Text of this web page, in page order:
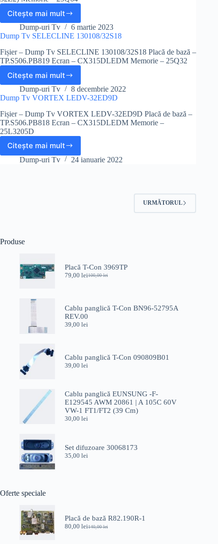
Citește mai mult
Dump
Tv
BLAUPUNKT
Dump-uri Tv
6 martie 2023
Dump Tv SELECLINE 130108/32S18
Fișier – Dump Tv SELECLINE 130108/32S18 Placă de bază –
TP.S506.PB819 Ecran – CX315DLEDM Memorie – 25Q32
Citește mai mult
Dump
Tv
SELECLINE
Dump-uri Tv
8 decembrie 2022
Dump Tv VORTEX LEDV-32ED9D
Fișier – Dump Tv VORTEX LEDV-32ED9D Placă de bază –
TP.S506.PB818 Ecran – CX315DLEDM Memorie –
25L3205D
Citește mai mult
Dump
Tv
Dump-uri Tv 24 ianuarie 2022
URMĂTORUL
Produse
Placă T-Con 3969TP
100,00lei
Prețul
100,00 lei.
79,00 leiPrețul
Cablu panglică T-Con BN96-52795A
REV.00
39,00 lei
Cablu panglică T-Con 090809B01
39,00 lei
Cablu panglică EUNSUNG -F-
E129545 AWM 20861 | A 105C 60V
VW-1 FT1/FT2 (39 Cm)
30,00 lei
Set difuzoare 30068173
35,00 lei
Oferte speciale
Placă de bază R82.190R-1
140,00lei
Prețul
80,00 leiPrețul